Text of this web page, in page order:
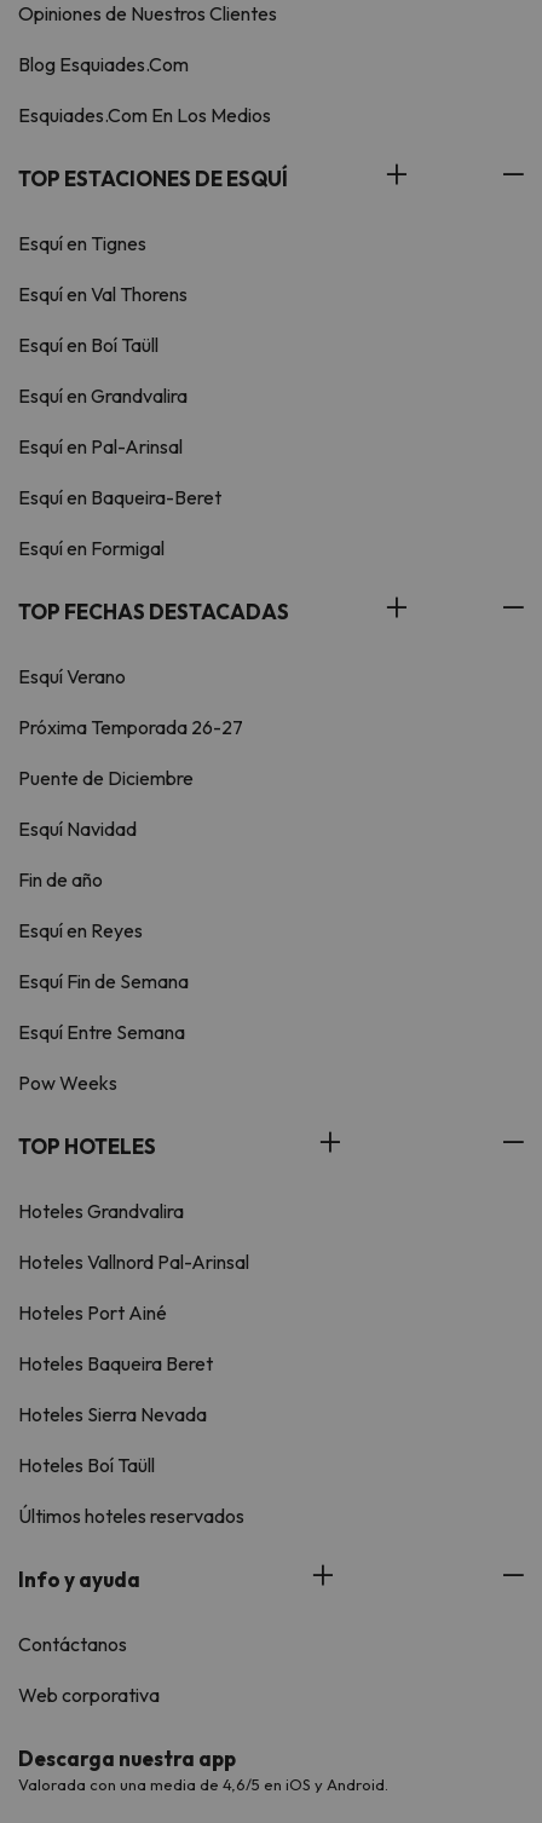
Opiniones de Nuestros Clientes
Blog Esquiades.Com
Esquiades.Com En Los Medios
TOP ESTACIONES DE ESQUÍ
Esquí en Tignes
Esquí en Val Thorens
Esquí en Boí Taüll
Esquí en Grandvalira
Esquí en Pal-Arinsal
Esquí en Baqueira-Beret
Esquí en Formigal
TOP FECHAS DESTACADAS
Esquí Verano
Próxima Temporada 26-27
Puente de Diciembre
Esquí Navidad
Fin de año
Esquí en Reyes
Esquí Fin de Semana
Esquí Entre Semana
Pow Weeks
TOP HOTELES
Hoteles Grandvalira
Hoteles Vallnord Pal-Arinsal
Hoteles Port Ainé
Hoteles Baqueira Beret
Hoteles Sierra Nevada
Hoteles Boí Taüll
Últimos hoteles reservados
Info y ayuda
Contáctanos
Web corporativa
Descarga nuestra app
Valorada con una media de 4,6/5 en iOS y Android.